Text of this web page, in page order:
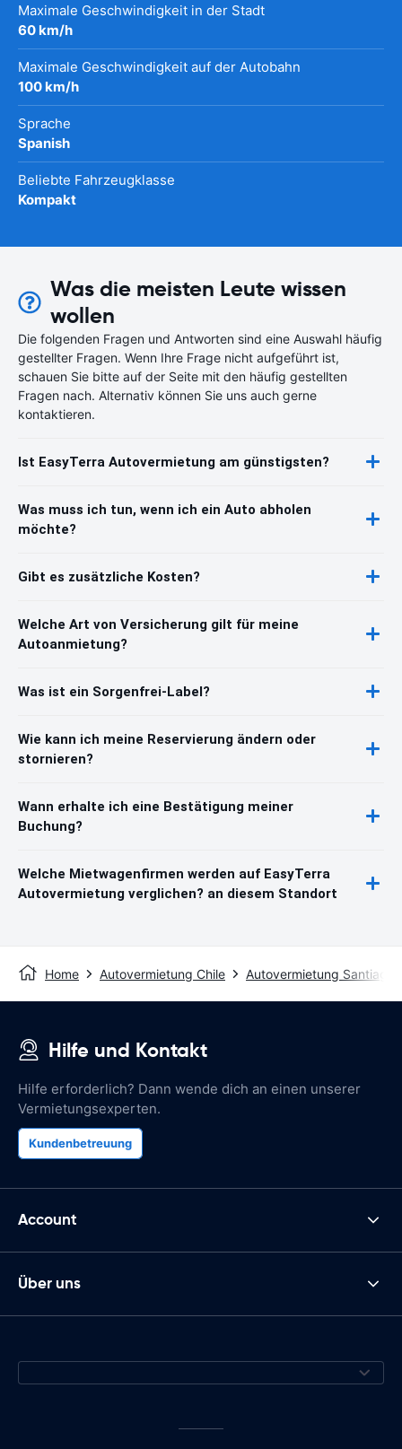
Maximale Geschwindigkeit in der Stadt
60 km/h
Maximale Geschwindigkeit auf der Autobahn
100 km/h
Sprache
Spanish
Beliebte Fahrzeugklasse
Kompakt
Was die meisten Leute wissen
wollen
Die folgenden Fragen und Antworten sind eine Auswahl häufig
gestellter Fragen. Wenn Ihre Frage nicht aufgeführt ist,
schauen Sie bitte auf der Seite mit den häufig gestellten
Fragen nach. Alternativ können Sie uns auch gerne
kontaktieren.
Ist EasyTerra Autovermietung am günstigsten?
Was muss ich tun, wenn ich ein Auto abholen
möchte?
Gibt es zusätzliche Kosten?
Welche Art von Versicherung gilt für meine
Autoanmietung?
Was ist ein Sorgenfrei-Label?
Wie kann ich meine Reservierung ändern oder
stornieren?
Wann erhalte ich eine Bestätigung meiner
Buchung?
Welche Mietwagenfirmen werden auf EasyTerra
Autovermietung verglichen? an diesem Standort
Home Autovermietung Chile Autovermietung Santiago
Hilfe und Kontakt
Hilfe erforderlich? Dann wende dich an einen unserer
Vermietungsexperten.
Kundenbetreuung
Account
Über uns